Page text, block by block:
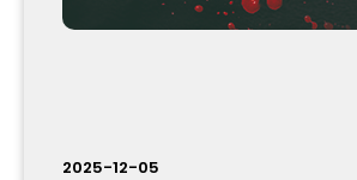
2025-12-05